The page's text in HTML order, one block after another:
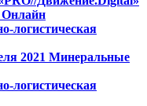
Онлайн
логистическая
2021 Минеральные
логистическая